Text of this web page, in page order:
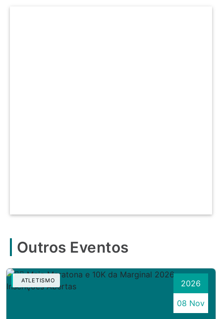
Outros Eventos
ATLETISMO
2026
08 Nov